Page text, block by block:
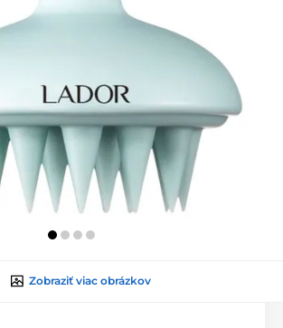
Zobraziť viac obrázkov